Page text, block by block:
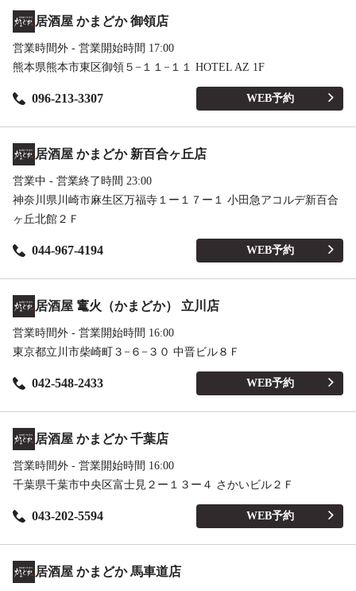
居酒屋 かまどか 御領店
営業時間外 - 営業開始時間 17:00
熊本県熊本市東区御領５−１１−１１ HOTEL AZ 1F
096-213-3307 WEB予約
居酒屋 かまどか 新百合ヶ丘店
営業中 - 営業終了時間 23:00
神奈川県川崎市麻生区万福寺１ー１７ー１ 小田急アコルデ新百合
ヶ丘北館２Ｆ
044-967-4194 WEB予約
居酒屋 竃火（かまどか） 立川店
営業時間外 - 営業開始時間 16:00
東京都立川市柴崎町３−６−３０ 中晋ビル８Ｆ
042-548-2433 WEB予約
居酒屋 かまどか 千葉店
営業時間外 - 営業開始時間 16:00
千葉県千葉市中央区富士見２ー１３ー４ さかいビル２Ｆ
043-202-5594 WEB予約
居酒屋 かまどか 馬車道店